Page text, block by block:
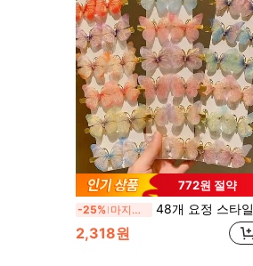
772원 절약
-25% 마지막 3일 48개 요정 스타일 컬러풀 나비 헤어 클립, 귀여운 여성용 나비 헤어 액세서리 사이드 뱅용, 다양한 색상 (카드보드 미포함)
2,318원